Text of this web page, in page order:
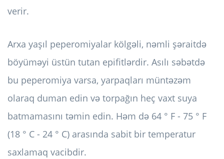
verir.
Arxa yaşıl peperomiyalar kölgəli, nəmli şəraitdə
böyüməyi üstün tutan epifitlərdir. Asılı səbətdə
bu peperomiya varsa, yarpaqları müntəzəm
olaraq duman edin və torpağın heç vaxt suya
batmamasını təmin edin. Həm də 64 ° F - 75 ° F
(18 ° C - 24 ° C) arasında sabit bir temperatur
saxlamaq vacibdir.